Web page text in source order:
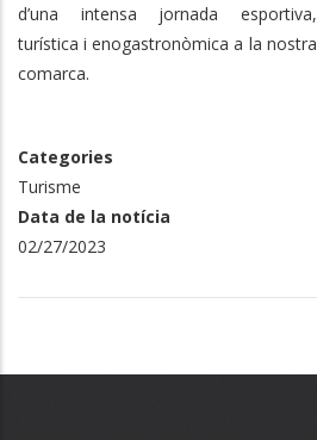
d’una intensa jornada esportiva,
turística i enogastronòmica a la nostra
comarca.
Categories
Turisme
Data de la notícia
02/27/2023